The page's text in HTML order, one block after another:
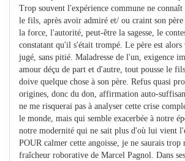
Trop souvent l'expérience commune ne connaît
le fils, après avoir admiré et/ ou craint son père
la force, l'autorité, peut-être la sagesse, le
constatant qu'il s'était trompé. Le père est alors
jugé, sans pitié. Maladresse de l'un, exigence
amour déçu de part et d'autre, tout pousse le
doive quelque chose à son père. Refus quasi
origines, donc du don, affirmation auto-
ne me risquerai pas à analyser cette crise
le monde, mais qui semble exacerbée à notre
notre modernité qui ne sait plus d'où lui vient
POUR calmer cette angoisse, je ne saurais trop
fraîcheur roborative de Marcel Pagnol. Dans